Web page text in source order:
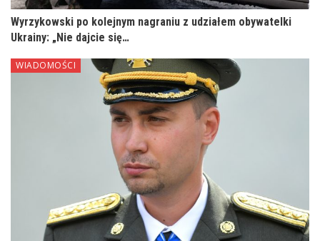
Wyrzykowski po kolejnym nagraniu z udziałem obywatelki
Ukrainy: „Nie dajcie się…
WIADOMOŚCI